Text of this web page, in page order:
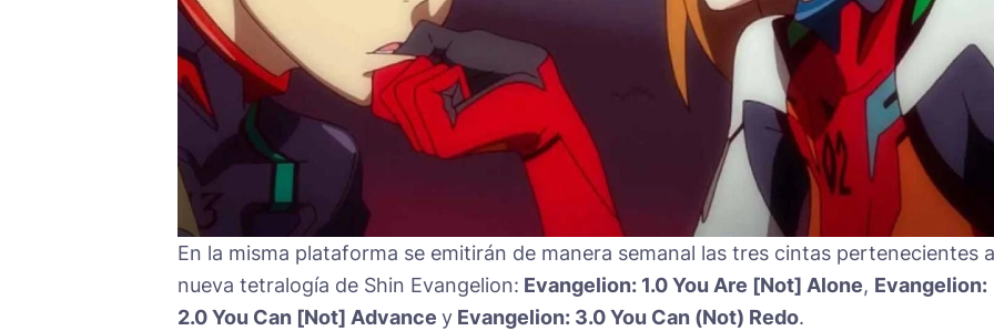
En la misma plataforma se emitirán de manera semanal las tres cintas pertenecientes
nueva tetralogía de Shin Evangelion: Evangelion: 1.0 You Are [Not] Alone, Evangelion:
2.0 You Can [Not] Advance y Evangelion: 3.0 You Can (Not) Redo.